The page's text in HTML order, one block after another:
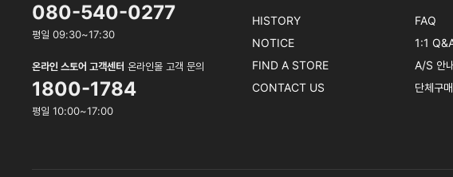
080-540-0277
평일 09:30~17:30
온라인 스토어 고객센터 온라인몰 고객 문의
1800-1784
평일 10:00~17:00
HISTORY
NOTICE
FIND A STORE
CONTACT US
FAQ
1:1
A/S 안
단체구